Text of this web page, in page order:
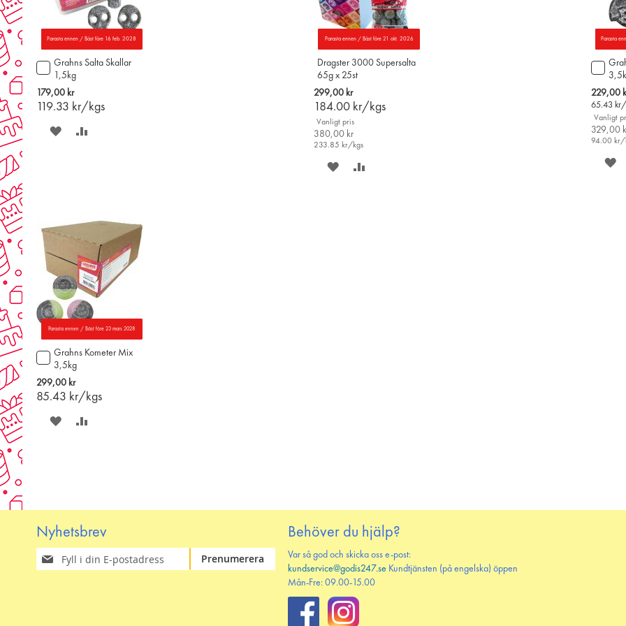
Parasta ennen / Bäst före 16 feb. 2028
Grahns Salta Skallar
1,5kg
179,00 kr
119.33 kr/kgs
Lägg
till
i
varukorgen
SPARA
Parasta ennen / Bäst före 21 okt. 2026
Dragster 3000 Supersalta
65g x 25st
299,00 kr
184.00 kr/kgs
Vanligt pris
380,00 kr
233.85 kr/kgs
SPARA
Parasta
Special
Price
229,00
65.43
Vanligt
329,00
94.00 kr/
Lägg
till
i
Parasta ennen / Bäst före 23 mars 2028
Grahns Kometer Mix
3,5kg
299,00 kr
85.43 kr/kgs
Lägg
till
varukorgen
SPARA
Nyhetsbrev
Prenumerera
på
Prenumerera
Behöver du hjälp?
Var så god och skicka oss e-post:
kundservice@godis247.se Kundtjänsten (på engelska) öppen
Mån-Fre: 09.00-15.00